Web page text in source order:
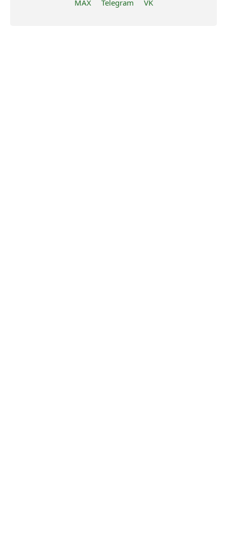
MAX
Telegram VK